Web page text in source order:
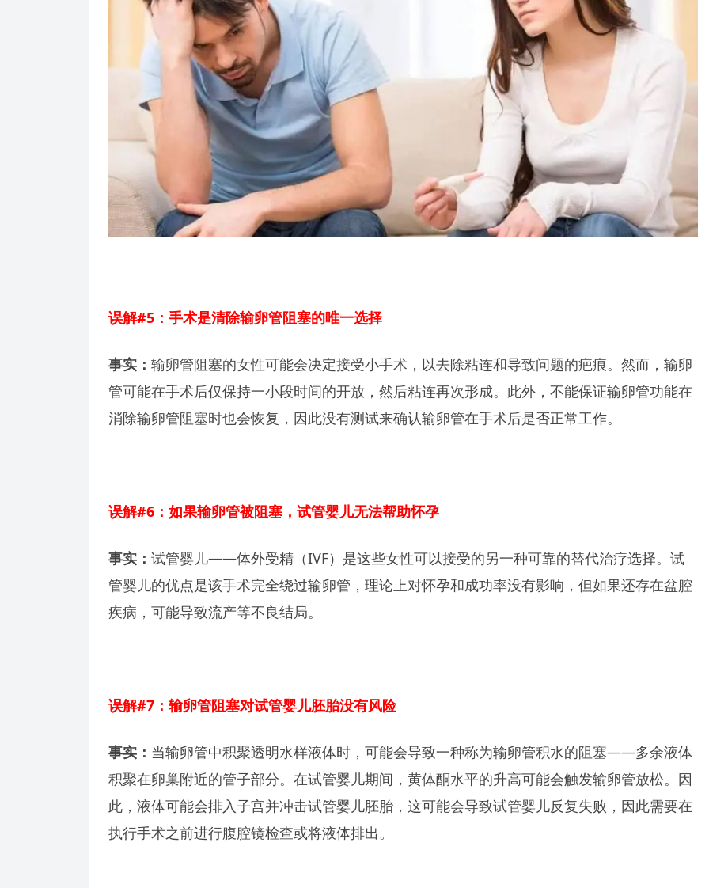
误解#5：手术是清除输卵管阻塞的唯一选择
事实： 输卵管阻塞的女性可能会决定接受小手术，以去除粘连和导致问题的疤痕。然而，输卵
管可能在手术后仅保持一小段时间的开放，然后粘连再次形成。此外，不能保证输卵管功能在
消除输卵管阻塞时也会恢复，因此没有测试来确认输卵管在手术后是否正常工作。
误解#6：如果输卵管被阻塞，试管婴儿无法帮助怀孕
事实： 试管婴儿——体外受精（IVF）是这些女性可以接受的另一种可靠的替代治疗选择。试
管婴儿的优点是该手术完全绕过输卵管，理论上对怀孕和成功率没有影响，但如果还存在盆腔
疾病，可能导致流产等不良结局。
误解#7：输卵管阻塞对试管婴儿胚胎没有风险
事实： 当输卵管中积聚透明水样液体时，可能会导致一种称为输卵管积水的阻塞——多余液体
积聚在卵巢附近的管子部分。在试管婴儿期间，黄体酮水平的升高可能会触发输卵管放松。因
此，液体可能会排入子宫并冲击试管婴儿胚胎，这可能会导致试管婴儿反复失败，因此需要在
执行手术之前进行腹腔镜检查或将液体排出。